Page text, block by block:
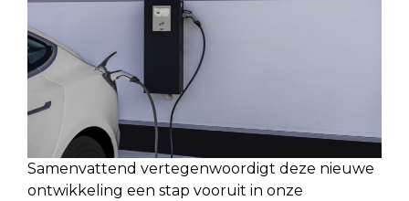
Samenvattend vertegenwoordigt deze nieuwe
ontwikkeling een stap vooruit in onze